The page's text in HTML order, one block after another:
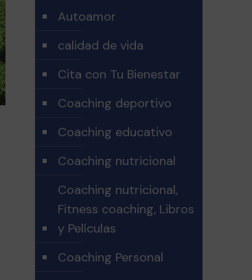
Autoamor
calidad de vida
Cita con Tu Bienestar
Coaching deportivo
Coaching educativo
Coaching nutricional
Coaching nutricional,
Fitness coaching, Libros
y Películas
Coaching Personal